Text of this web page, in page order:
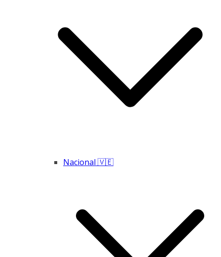
Nacional 🇻🇪